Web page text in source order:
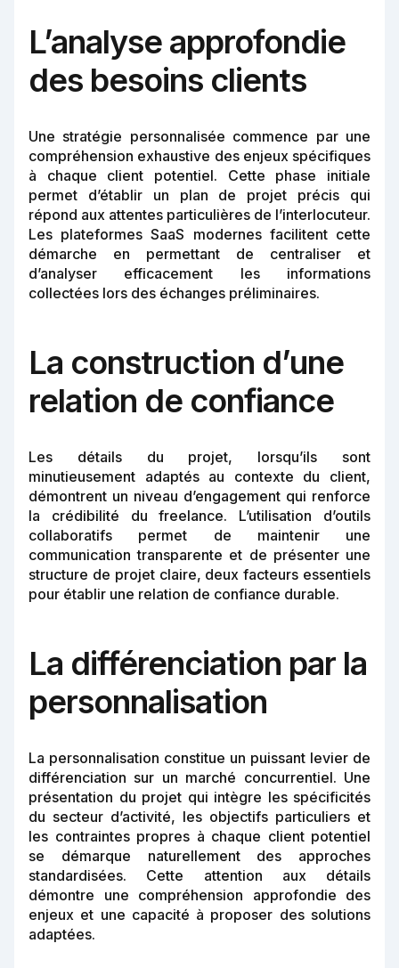
L’analyse approfondie
des besoins clients
Une stratégie personnalisée commence par une
compréhension exhaustive des enjeux spécifiques
à chaque client potentiel. Cette phase initiale
permet d’établir un plan de projet précis qui
répond aux attentes particulières de l’interlocuteur.
Les plateformes SaaS modernes facilitent cette
démarche en permettant de centraliser et
d’analyser efficacement les informations
collectées lors des échanges préliminaires.
La construction d’une
relation de confiance
Les détails du projet, lorsqu’ils sont
minutieusement adaptés au contexte du client,
démontrent un niveau d’engagement qui renforce
la crédibilité du freelance. L’utilisation d’outils
collaboratifs permet de maintenir une
communication transparente et de présenter une
structure de projet claire, deux facteurs essentiels
pour établir une relation de confiance durable.
La différenciation par la
personnalisation
La personnalisation constitue un puissant levier de
différenciation sur un marché concurrentiel. Une
présentation du projet qui intègre les spécificités
du secteur d’activité, les objectifs particuliers et
les contraintes propres à chaque client potentiel
se démarque naturellement des approches
standardisées. Cette attention aux détails
démontre une compréhension approfondie des
enjeux et une capacité à proposer des solutions
adaptées.